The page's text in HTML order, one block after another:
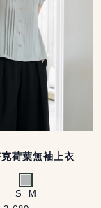
荷葉無袖上衣
淺灰
S
M